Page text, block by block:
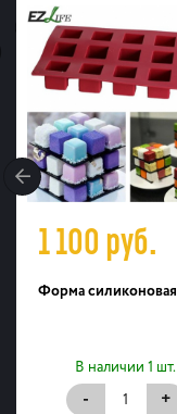
1 100руб.
Форма силиконовая
В наличии 1 шт.
- +